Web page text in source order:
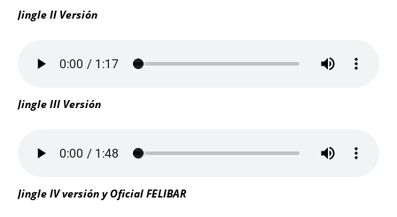
Jingle II Versión
Jingle III Versión
Jingle IV versión y Oficial FELIBAR